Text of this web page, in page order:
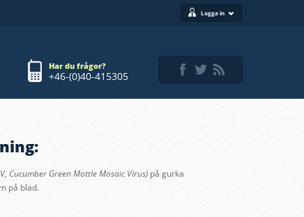
Logga in
Har du frågor?
+46-(0)40-415305
Cucumber Green Mottle Mosaic Virus) på gurka
på blad.